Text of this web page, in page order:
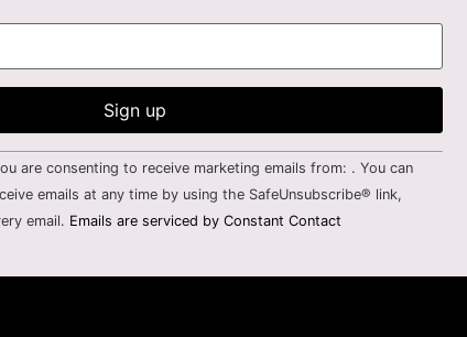
are consenting to receive marketing emails from: . You can
emails at any time by using the SafeUnsubscribe® link,
email. Emails are serviced by Constant Contact